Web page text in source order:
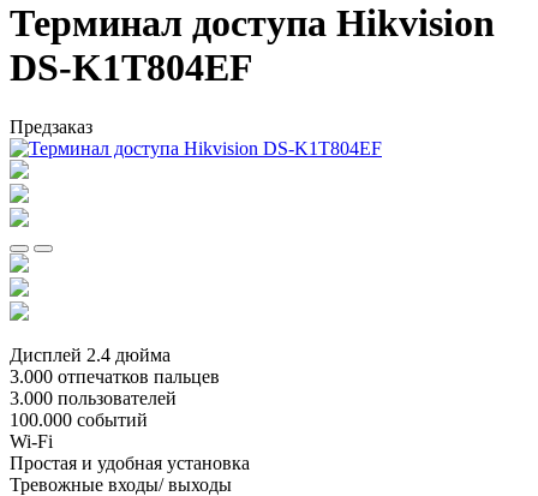
Терминал доступа Hikvision
DS-K1T804EF
Предзаказ
Дисплей 2.4 дюйма
3.000 отпечатков пальцев
3.000 пользователей
100.000 событий
Wi-Fi
Простая и удобная установка
Тревожные входы/ выходы